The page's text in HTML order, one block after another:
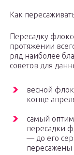
Как
Пересадку
протяжении
ряд наиболее
советов для
весной
конце
самый
пересадки
— до его
пересажены